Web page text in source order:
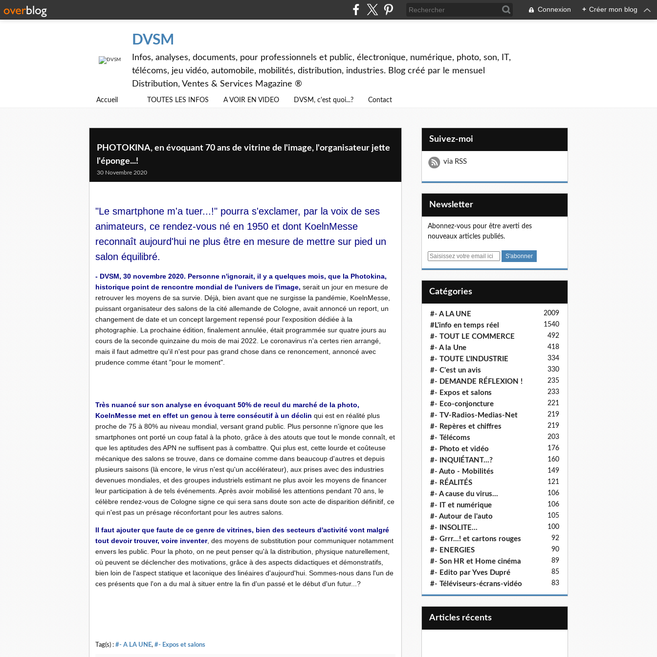
Connexion + Créer mon blog
DVSM
Infos, analyses, documents, pour professionnels et public, électronique, numérique, photo, son, IT,
télécoms, jeu vidéo, automobile, mobilités, distribution, industries. Blog créé par le mensuel
Distribution, Ventes & Services Magazine ®
Accueil TOUTES LES INFOS A VOIR EN VIDEO DVSM, c'est quoi...? Contact
PHOTOKINA, en évoquant 70 ans de vitrine de l'image, l'organisateur jette
l'éponge...!
30 Novembre 2020
"Le smartphone m'a tuer...!" pourra s'exclamer, par la voix de ses
animateurs, ce rendez-vous né en 1950 et dont KoelnMesse
reconnaît aujourd'hui ne plus être en mesure de mettre sur pied un
salon équilibré.
- DVSM, 30 novembre 2020. Personne n'ignorait, il y a quelques mois, que la Photokina,
historique point de rencontre mondial de l'univers de l'image, serait un jour en mesure de
retrouver les moyens de sa survie. Déjà, bien avant que ne surgisse la pandémie, KoelnMesse,
puissant organisateur des salons de la cité allemande de Cologne, avait annoncé un report, un
changement de date et un concept largement repensé pour l'exposition dédiée à la
photographie. La prochaine édition, finalement annulée, était programmée sur quatre jours au
cours de la seconde quinzaine du mois de mai 2022. Le coronavirus n'a certes rien arrangé,
mais il faut admettre qu'il n'est pour pas grand chose dans ce renoncement, annoncé avec
prudence comme étant "pour le moment".
Très nuancé sur son analyse en évoquant 50% de recul du marché de la photo,
KoelnMesse met en effet un genou à terre consécutif à un déclin qui est en réalité plus
proche de 75 à 80% au niveau mondial, versant grand public. Plus personne n'ignore que les
smartphones ont porté un coup fatal à la photo, grâce à des atouts que tout le monde connaît, et
que les aptitudes des APN ne suffisent pas à combattre. Qui plus est, cette lourde et coûteuse
mécanique des salons se trouve, dans ce domaine comme dans beaucoup d'autres et depuis
plusieurs saisons (là encore, le virus n'est qu'un accélérateur), aux prises avec des industries
devenues mondiales, et des groupes industriels estimant ne plus avoir les moyens de financer
leur participation à de tels événements. Après avoir mobilisé les attentions pendant 70 ans, le
célèbre rendez-vous de Cologne signe ce qui sera sans doute son acte de disparition définitif, ce
qui n'est pas un présage réconfortant pour les autres salons.
Il faut ajouter que faute de ce genre de vitrines, bien des secteurs d'activité vont malgré
tout devoir trouver, voire inventer, des moyens de substitution pour communiquer notamment
envers les public. Pour la photo, on ne peut penser qu'à la distribution, physique naturellement,
où peuvent se déclencher des motivations, grâce à des aspects didactiques et démonstratifs,
bien loin de l'aspect statique et laconique des linéaires d'aujourd'hui. Sommes-nous dans l'un de
ces présents que l'on a du mal à situer entre la fin d'un passé et le début d'un futur...?
Tag(s) : #- A LA UNE, #- Expos et salons
Suivez-moi
via RSS
Newsletter
Abonnez-vous pour être averti des
nouveaux articles publiés.
E
Catégories
#- A LA UNE 2009
#L'info en temps réel 1540
#- TOUT LE COMMERCE 492
#- A la Une 418
#- TOUTE L'INDUSTRIE 334
#- C'est un avis 330
#- DEMANDE RÉFLEXION ! 235
#- Expos et salons 233
#- Eco-conjoncture 221
#- TV-Radios-Medias-Net 219
#- Repères et chiffres 219
#- Télécoms 203
#- Photo et vidéo 176
#- INQUIÉTANT...? 160
#- Auto - Mobilités 149
#- RÉALITÉS 121
#- A cause du virus... 106
#- IT et numérique 106
#- Autour de l'auto 105
#- INSOLITE... 100
#- Grrr...! et cartons rouges 92
#- ENERGIES 90
#- Son HR et Home cinéma 89
#- Edito par Yves Dupré 85
#- Téléviseurs-écrans-vidéo 83
articles récents